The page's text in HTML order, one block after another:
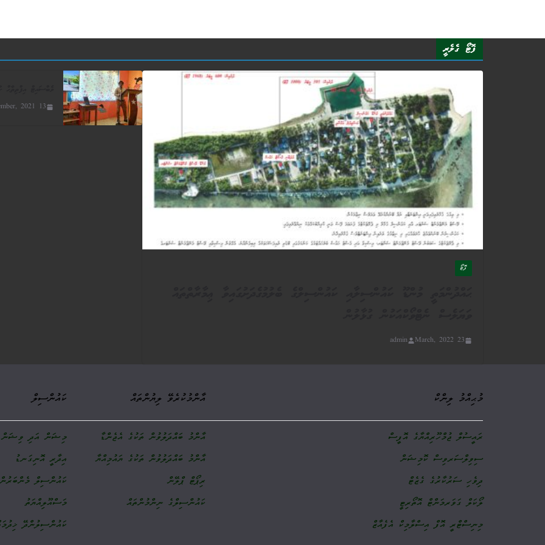
ފޮޓޯ ގެލެރީ
ފޮޓޯ
23 March, 2022
admin
13 December, 2021
މުޙިއްމު ލިންކް
ރައީސުލް ޖުމްހޫރިއްޔާގެ އޮފީސް
ސިވިލްސަރވިސް ކޮމިޝަން
ދިވެހި ސަރުކާރުގެ ގެޒެޓް
ލޯކަލް ގަވަރމަންޓް އޮތޯރިޓީ
މިނިސްޓްރީ އޮފް އިސްލާމިކް އެފެއާޒް
އާންމުކުރެވޭ ލިޔުންތައް
އާންމު ބައްދަލުވުން ތަކުގެ އެޖެންޑާ
އާންމު ބައްދަލުވުން ތަކުގެ ޔައުމިއްޔާ
ރިޕޯޓް ޕްލޭން
ކައުންސިލްގެ ނިންމުންތައް
ކައުންސިލް
މިޝަން އަދި ވިޝަން
އިދާރީ އޮނިގަނޑު
ކައުންސިލް
މަސްއޫލިއްޔަތު
ކައުންސިލުންދޭ